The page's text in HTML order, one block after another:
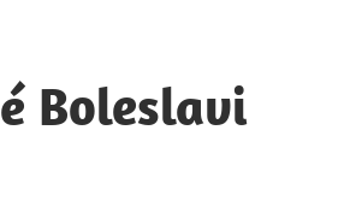
Boleslavi